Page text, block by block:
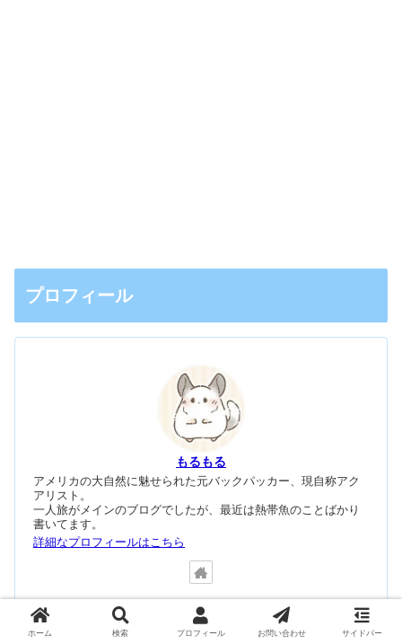
プロフィール
もるもる
アメリカの大自然に魅せられた元バックパッカー、現自称アク
アリスト。
一人旅がメインのブログでしたが、最近は熱帯魚のことばかり
書いてます。
詳細なプロフィールはこちら
【PR】本ブログは国内最速レンタルサーバー
ホーム 検索 プロフィール お問い合わせ サイドバー